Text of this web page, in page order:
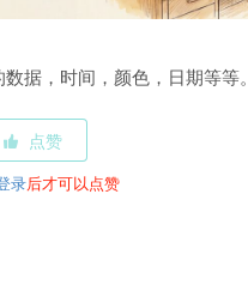
据，时间，颜色，日期等等
点赞
录后才可以点赞